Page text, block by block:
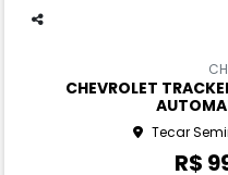
CHEVROLET
Tecar
R$